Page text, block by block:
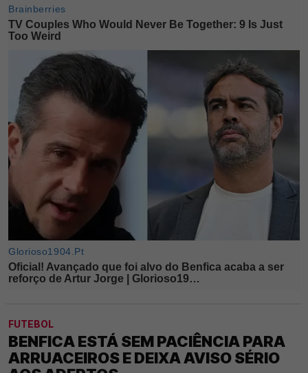
FUTEBOL
BENFICA ESTÁ SEM PACIÊNCIA PARA
ARRUACEIROS E DEIXA AVISO SÉRIO